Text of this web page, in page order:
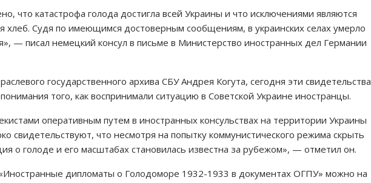
что катастрофа голода достигла всей Украины и что исключениями являются
хлеб. Судя по имеющимся достоверным сообщениям, в украинских селах умерло
— писал немецкий консул в письме в Министерство иностранных дел Германии
государственного архива СБУ Андрея Когута, сегодня эти свидетельства
того, как воспринимали ситуацию в Советской Украине иностранцы.
оперативным путем в иностранных консульствах на территории Украины
свидетельствуют, что несмотря на попытку коммунистического режима скрыть
о голоде и его масштабах становилась известна за рубежом», — отметил он.
дипломаты о Голодоморе 1932-1933 в документах ОГПУ» можно на